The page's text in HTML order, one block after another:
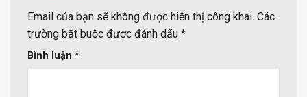
Email của bạn sẽ không được hiển thị công khai. Các
trường bắt buộc được đánh dấu *
Bình luận *